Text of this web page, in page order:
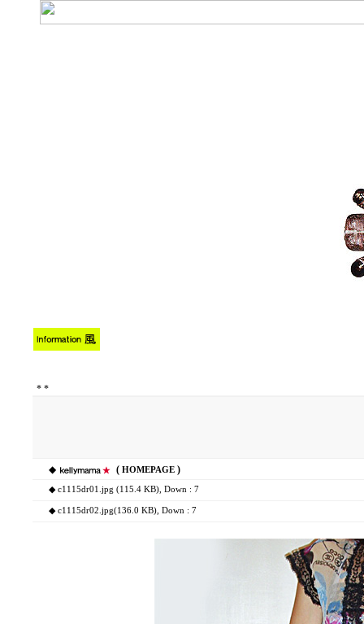
* *
◆ ( HOMEPAGE )
◆ c1115dr01.jpg (115.4 KB) , Down : 7
◆ c1115dr02.jpg(136.0 KB) , Down : 7